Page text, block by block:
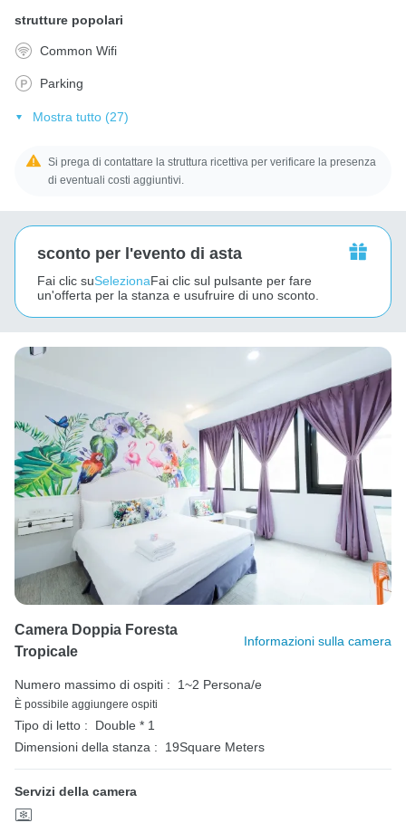
strutture popolari
Common Wifi
Parking
Mostra tutto (27)
Si prega di contattare la struttura ricettiva per verificare la presenza
di eventuali costi aggiuntivi.
sconto per l'evento di asta
Fai clic suSelezionaFai clic sul pulsante per fare
un'offerta per la stanza e usufruire di uno sconto.
Camera Doppia Foresta
Tropicale
Informazioni sulla camera
Numero massimo di ospiti : 1~2 Persona/e
È possibile aggiungere ospiti
Tipo di letto :
Double * 1
Dimensioni della stanza :
19Square Meters
Servizi della camera